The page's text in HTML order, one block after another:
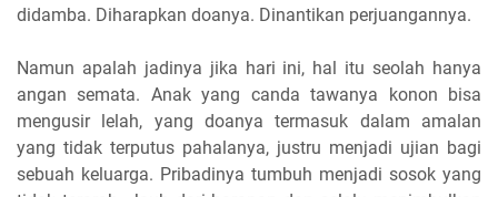
didamba. Diharapkan doanya. Dinantikan perjuangannya.
Namun apalah jadinya jika hari ini, hal itu seolah hanya
angan semata. Anak yang canda tawanya konon bisa
mengusir lelah, yang doanya termasuk dalam amalan
yang tidak terputus pahalanya, justru menjadi ujian bagi
sebuah keluarga. Pribadinya tumbuh menjadi sosok yang